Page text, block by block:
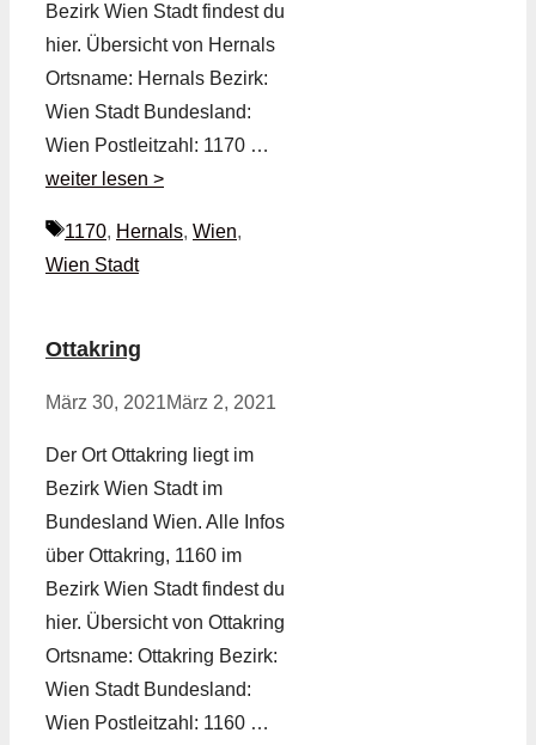
Bezirk Wien Stadt findest du
hier. Übersicht von Hernals
Ortsname: Hernals Bezirk:
Wien Stadt Bundesland:
Wien Postleitzahl: 1170 …
weiter lesen >
Schlagwörter
1170, Hernals, Wien,
Wien Stadt
Ottakring
März 30, 2021März 2, 2021
Der Ort Ottakring liegt im
Bezirk Wien Stadt im
Bundesland Wien. Alle Infos
über Ottakring, 1160 im
Bezirk Wien Stadt findest du
hier. Übersicht von Ottakring
Ortsname: Ottakring Bezirk:
Wien Stadt Bundesland:
Wien Postleitzahl: 1160 …